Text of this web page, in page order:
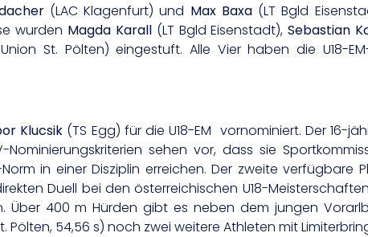
(LAC Klagenfurt) und Max Baxa(LT Bgld
wurden Magda Karall(LT Bgld Eisenstadt),Sebastian
St. Pölten) eingestuft. Alle Vier haben die U18-
Klucsik (TS Egg) für die U18-EM vornominiert. Der 16-
sehen vor, dass sie
in einer Disziplin erreichen. Der zweite verfügbare
Duell bei den österreichischen U18-
Über 400 m Hürden gibt es neben dem jungen
Pölten, 54,56 s) noch zwei weitere Athleten mit